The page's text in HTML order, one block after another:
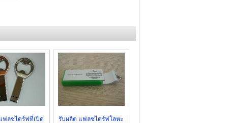
ฟลชไดร์ฟที่เปิด
รับผลิต แฟลชไดร์ฟโลหะ